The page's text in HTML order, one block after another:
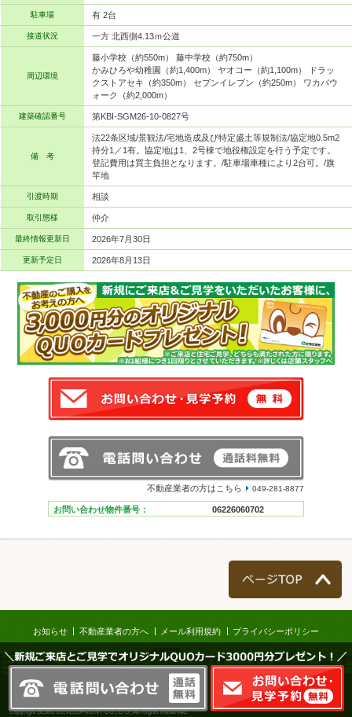
駐車場 有 2台
接道状況 一方 北西側4.13ｍ公道
周辺環境
藤小学校（約550m） 藤中学校（約750m）
かみひろや幼稚園（約1,400m） ヤオコー（約1,100m） ドラッ
クストアセキ（約350m） セブンイレブン（約250m） ワカバウ
ォーク（約2,000m）
建築確認番号 第KBI-SGM26-10-0827号
備 考
法22条区域/景観法/宅地造成及び特定盛土等規制法/協定地0.5m2
持分1／1有。協定地は1、2号棟で地役権設定を行う予定です。
登記費用は買主負担となります。/駐車場車種により2台可。/旗
竿地
引渡時期 相談
取引態様 仲介
最終情報更新日 2026年7月30日
更新予定日 2026年8月13日
不動産業者の方はこちら 049-281-8877
お問い合わせ物件番号： 06226060702
＼新規ご来店とご見学でオリジナルQUOカード3000円分プレゼント！／
お知らせ 不動産業者の方へ メール利用規約 プライバシーポリシー
株式会社西武開発
Copyright SEIBU DEVELOPMENT CO., LTD, All Rights Reserved.